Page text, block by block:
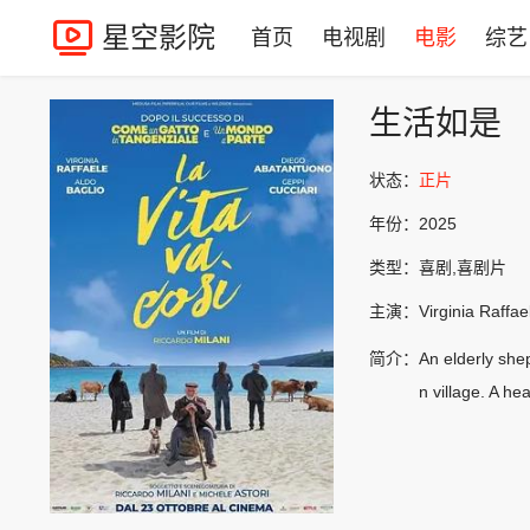
星空影院 首页 电视剧 电影 综艺
生活如是
状态： 正片
年份： 2025
类型： 喜剧,喜剧片
主演： Virginia
简介： An elderly
n village. A